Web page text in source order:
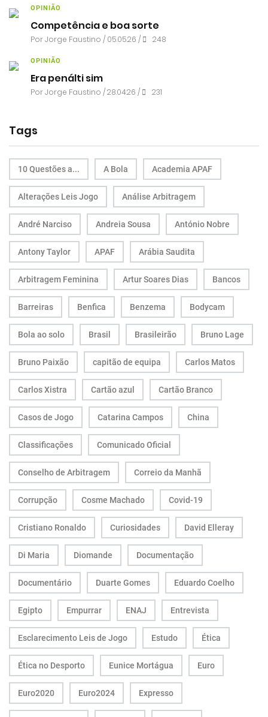
OPINIÃO
Competência e boa sorte
PorJorge Faustino / 05.05.26 / 248
OPINIÃO
Era penálti sim
PorJorge Faustino / 28.04.26 / 231
Tags
10 Questões a... A Bola Academia APAF
Alterações Leis Jogo Análise Arbitragem
André Narciso Andreia Sousa António Nobre
Antony Taylor APAF Arábia Saudita
Arbitragem Feminina Artur Soares Dias Bancos
Barreiras Benfica Benzema Bodycam
Bola ao solo Brasil Brasileirão Bruno Lage
Bruno Paixão capitão de equipa Carlos Matos
Carlos Xistra Cartão azul Cartão Branco
Casos de Jogo Catarina Campos China
Classificações Comunicado Oficial
Conselho de Arbitragem Correio da Manhã
Corrupção Cosme Machado Covid-19
Cristiano Ronaldo Curiosidades David Elleray
Di Maria Diomande Documentação
Documentário Duarte Gomes Eduardo Coelho
Egipto Empurrar ENAJ Entrevista
Esclarecimento Leis de Jogo Estudo Ética
Ética no Desporto Eunice Mortágua Euro
Euro2020 Euro2024 Expresso